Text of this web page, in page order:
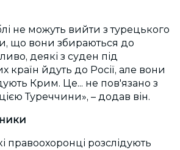
не можуть вийти з турецького
що вони збираються до
деякі з суден під
країн йдуть до Росії, але вони
Крим. Це... не пов'язано з
Туреччини», – додав він.
правоохоронці розслідують